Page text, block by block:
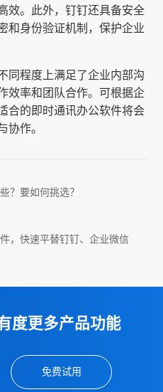
效。此外，钉钉还具备安全
和身份验证机制，保护企业
同程度上满足了企业内部沟
效率和团队合作。可根据企
合的即时通讯办公软件将会
协作。
？要如何挑选？
，快速平替钉钉、企业微信
度更多产品功能
免费试用